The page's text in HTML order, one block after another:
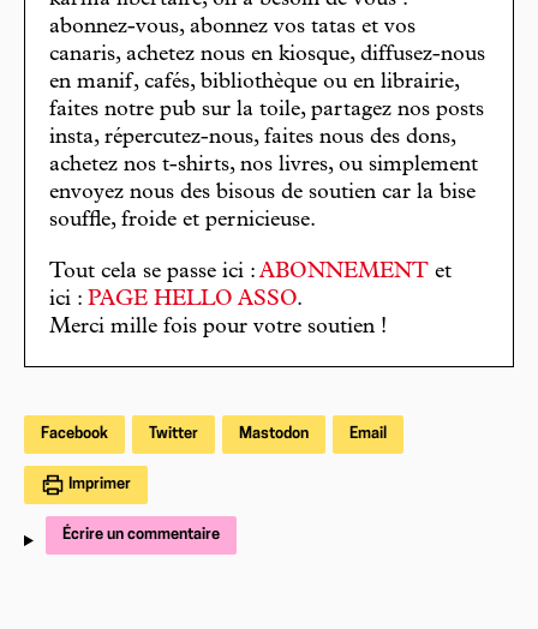
abonnez-vous, abonnez vos tatas et vos
canaris, achetez nous en kiosque, diffusez-nous
en manif, cafés, bibliothèque ou en librairie,
faites notre pub sur la toile, partagez nos posts
insta, répercutez-nous, faites nous des dons,
achetez nos t-shirts, nos livres, ou simplement
envoyez nous des bisous de soutien car la bise
souffle, froide et pernicieuse.
Tout cela se passe ici : ABONNEMENT et
ici : PAGE HELLO ASSO.
Merci mille fois pour votre soutien !
Facebook Twitter Mastodon Email
Imprimer
Écrire un commentaire